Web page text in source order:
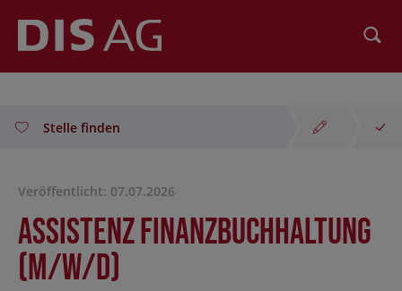
Stelle finden
Veröffentlicht: 07.07.2026
Assistenz Finanzbuchhaltung
(m/w/d)